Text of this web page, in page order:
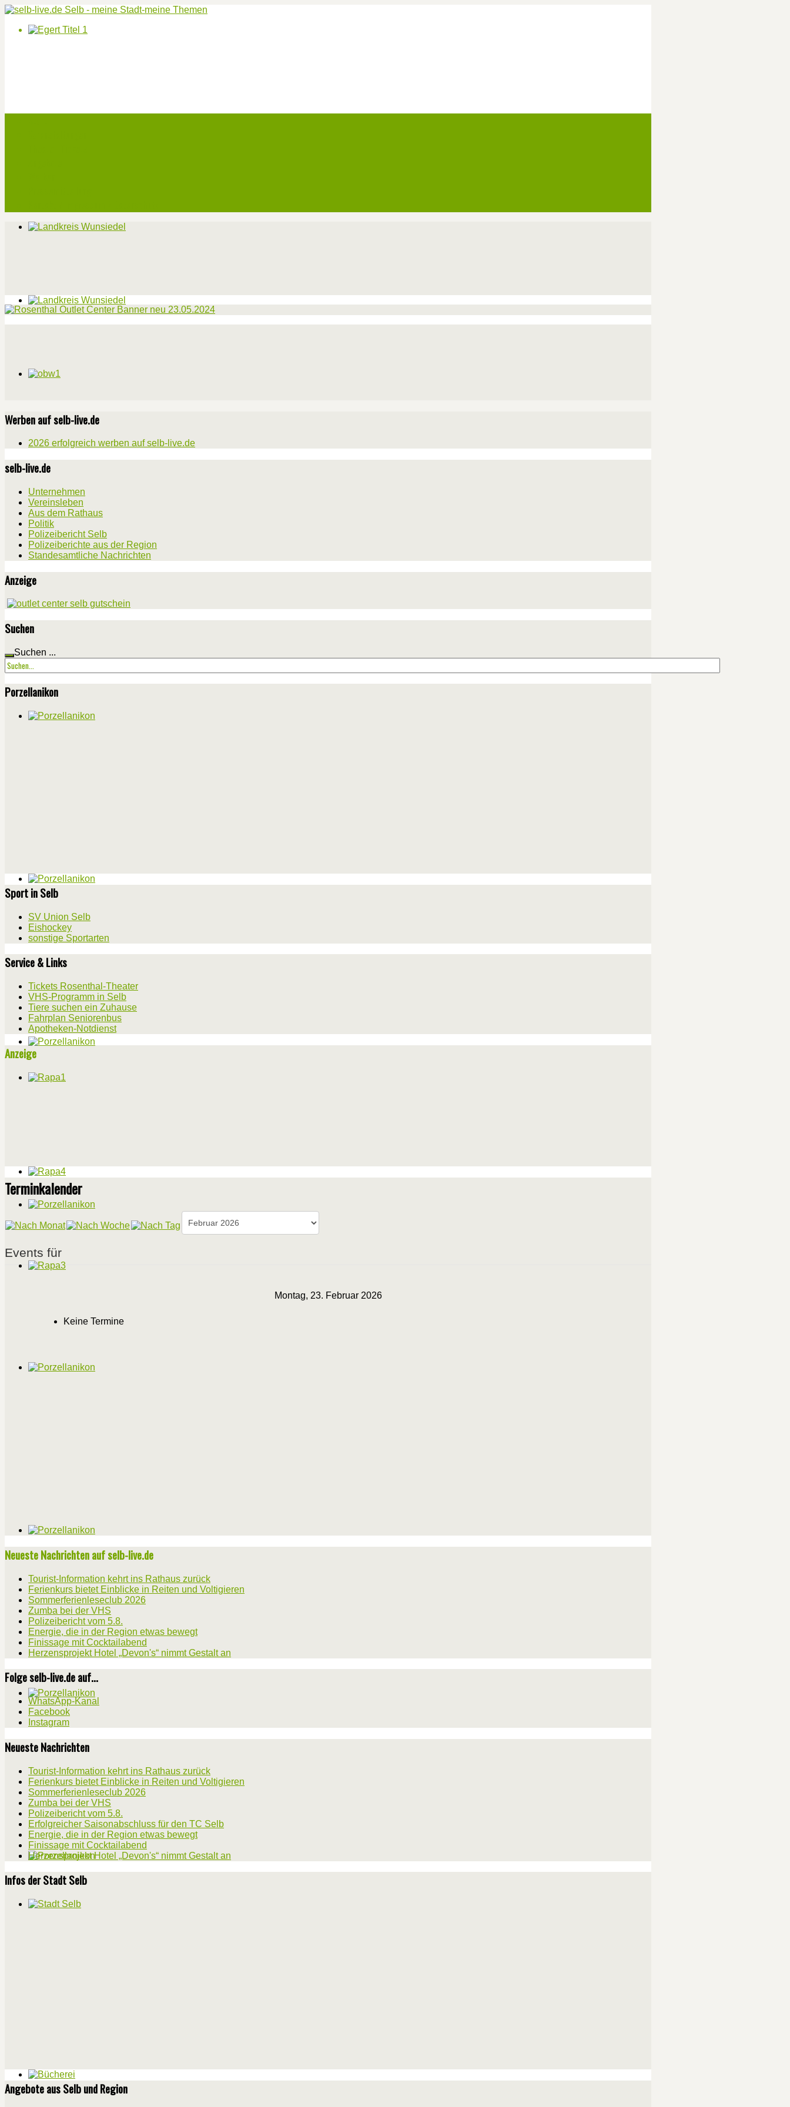
Werben auf selb-live.de
2026 erfolgreich werben auf selb-live.de
selb-live.de
Unternehmen
Vereinsleben
Aus dem Rathaus
Politik
Polizeibericht Selb
Polizeiberichte aus der Region
Standesamtliche Nachrichten
Anzeige
Suchen
Suchen ...
Porzellanikon
Sport in Selb
SV Union Selb
Eishockey
sonstige Sportarten
Service & Links
Tickets Rosenthal-Theater
VHS-Programm in Selb
Tiere suchen ein Zuhause
Fahrplan Seniorenbus
Apotheken-Notdienst
Anzeige
Terminkalender
Events für
Montag, 23. Februar 2026
Keine Termine
Neueste Nachrichten auf selb-live.de
Tourist-Information kehrt ins Rathaus zurück
Ferienkurs bietet Einblicke in Reiten und Voltigieren
Sommerferienleseclub 2026
Zumba bei der VHS
Polizeibericht vom 5.8.
Energie, die in der Region etwas bewegt
Finissage mit Cocktailabend
Herzensprojekt Hotel „Devon's“ nimmt Gestalt an
Folge selb-live.de auf...
WhatsApp-Kanal
Facebook
Instagram
Neueste Nachrichten
Tourist-Information kehrt ins Rathaus zurück
Ferienkurs bietet Einblicke in Reiten und Voltigieren
Sommerferienleseclub 2026
Zumba bei der VHS
Polizeibericht vom 5.8.
Erfolgreicher Saisonabschluss für den TC Selb
Energie, die in der Region etwas bewegt
Finissage mit Cocktailabend
Herzensprojekt Hotel „Devon's“ nimmt Gestalt an
Infos der Stadt Selb
Angebote aus Selb und Region